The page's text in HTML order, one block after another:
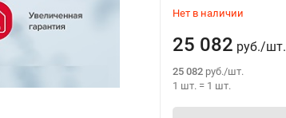
Нет в наличии
25 082 руб./шт.
25 082 руб./шт.
1 шт. = 1 шт.